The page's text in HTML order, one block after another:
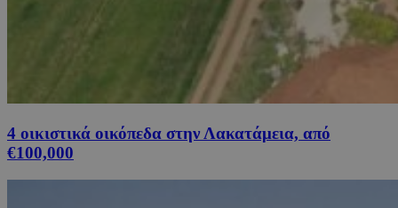
4 οικιστικά οικόπεδα στην Λακατάμεια, από
€100,000